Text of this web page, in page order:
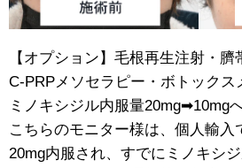
【オプション】毛根再生注射・臍
C-PRPメソセラピー・ボトックス
ミノキシジル内服量20mg➡︎10mg
こちらのモニター様は、個人輸入
20mg内服され、すでにミノキシ